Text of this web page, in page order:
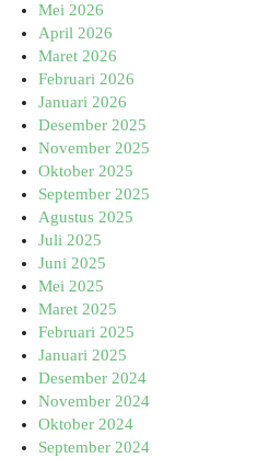
Mei 2026
April 2026
Maret 2026
Februari 2026
Januari 2026
Desember 2025
November 2025
Oktober 2025
September 2025
Agustus 2025
Juli 2025
Juni 2025
Mei 2025
Maret 2025
Februari 2025
Januari 2025
Desember 2024
November 2024
Oktober 2024
September 2024